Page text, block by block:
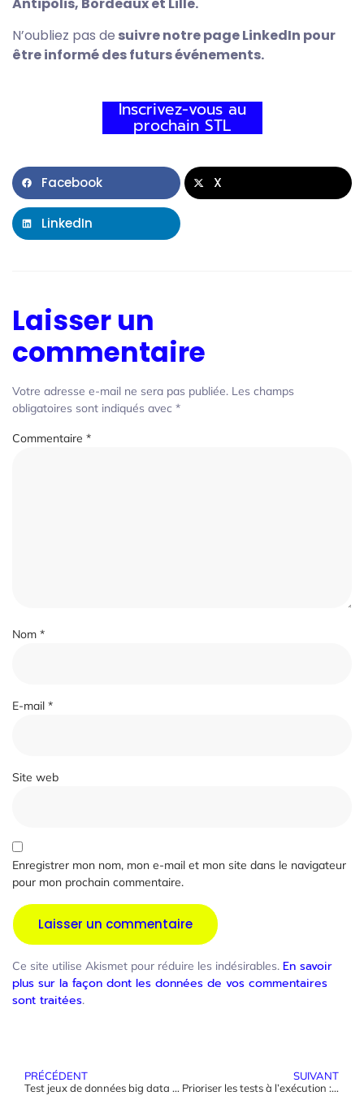
N’oubliez pas de suivre notre page LinkedIn pour
être informé des futurs événements.
Inscrivez-vous au
prochain STL
Facebook X
LinkedIn
Laisser un
commentaire
Votre adresse e-mail ne sera pas publiée. Les champs
obligatoires sont indiqués avec *
Commentaire *
Nom *
E-mail *
Site web
Enregistrer mon nom, mon e-mail et mon site dans le navigateur
pour mon prochain commentaire.
Ce site utilise Akismet pour réduire les indésirables. En savoir
plus sur la façon dont les données de vos commentaires
sont traitées.
PRÉCÉDENT
Test jeux de données big data agilité : Soirée du test logiciel QA
SUIVANT
Prioriser les tests à l’exécution : Soirée du test logiciel QA